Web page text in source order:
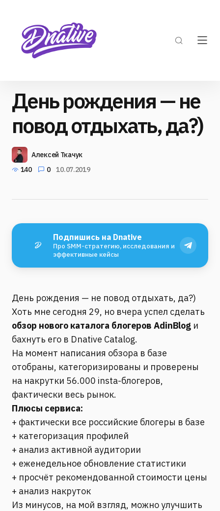
День рождения — не
повод отдыхать, да?)
Алексей Ткачук
140
0 10.07.2019
Подпишись на Dnative
Про SMM-стратегию, исследования и
эффективные кейсы
День рождения — не повод отдыхать, да?)
Хоть мне сегодня 29, но вчера успел сделать
обзор нового каталога блогеров AdinBlog и
бахнуть его в Dnative Catalog.
На момент написания обзора в базе
отобраны, категоризированы и проверены
на накрутки 56.000 insta-блогеров,
фактически весь рынок.
Плюсы сервиса:
+ фактически все российские блогеры в базе
+ категоризация профилей
+ анализ активной аудитории
+ еженедельное обновление статистики
+ просчёт рекомендованной стоимости цены
+ анализ накруток
Из минусов, на мой взгляд, можно улучшить